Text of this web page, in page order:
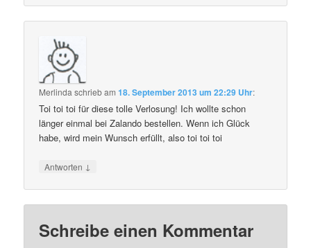
Merlinda schriebam18. September 2013 um 22:29 Uhr:
Toi toi toi für diese tolle Verlosung! Ich wollte schon
länger einmal bei Zalando bestellen. Wenn ich Glück
habe, wird mein Wunsch erfüllt, also toi toi toi
Antworten ↓
Schreibe einen Kommentar